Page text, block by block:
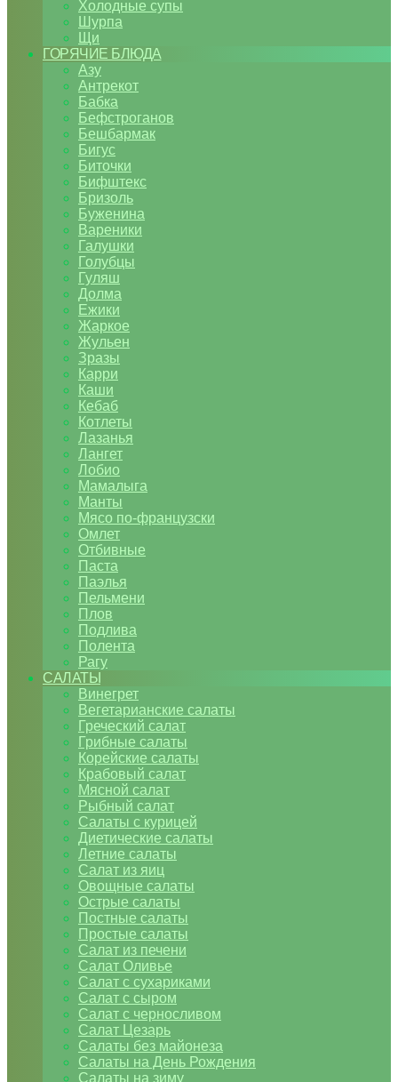
Холодные супы
Шурпа
Щи
ГОРЯЧИЕ БЛЮДА
Азу
Антрекот
Бабка
Бефстроганов
Бешбармак
Бигус
Биточки
Бифштекс
Бризоль
Буженина
Вареники
Галушки
Голубцы
Гуляш
Долма
Ежики
Жаркое
Жульен
Зразы
Карри
Каши
Кебаб
Котлеты
Лазанья
Лангет
Лобио
Мамалыга
Манты
Мясо по-французски
Омлет
Отбивные
Паста
Паэлья
Пельмени
Плов
Подлива
Полента
Рагу
САЛАТЫ
Винегрет
Вегетарианские салаты
Греческий салат
Грибные салаты
Корейские салаты
Крабовый салат
Мясной салат
Рыбный салат
Салаты с курицей
Диетические салаты
Летние салаты
Салат из яиц
Овощные салаты
Острые салаты
Постные салаты
Простые салаты
Салат из печени
Салат Оливье
Салат с сухариками
Салат с сыром
Салат с черносливом
Салат Цезарь
Салаты без майонеза
Салаты на День Рождения
Салаты на зиму